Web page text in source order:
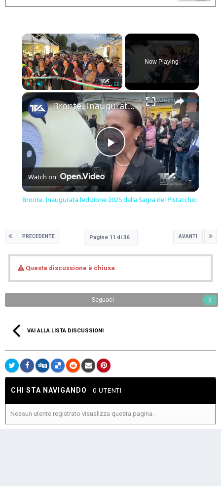
×
Play
Now Playing
×
Play
Video
Bronte. Inaugurata l’edizione 2025 della Sagra del Pistacchio
Watch on
Bronte. Inaugurata l’edizione 2025 della Sagra del Pistacchio
PRECEDENTE AVANTI
Pagine 11 di 36
Questa discussione è chiusa.
Seguaci 9
VAI ALLA LISTA DISCUSSIONI
CHI STA NAVIGANDO 0 UTENTI
Nessun utente registrato visualizza questa pagina.